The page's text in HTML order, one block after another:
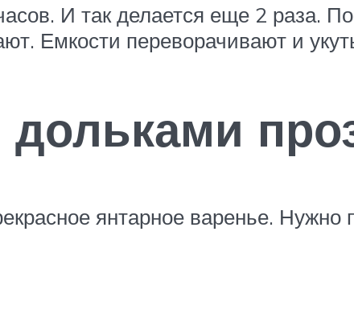
И так делается еще 2 раза.
Емкости переворачивают и
янтарное варенье. Нужно